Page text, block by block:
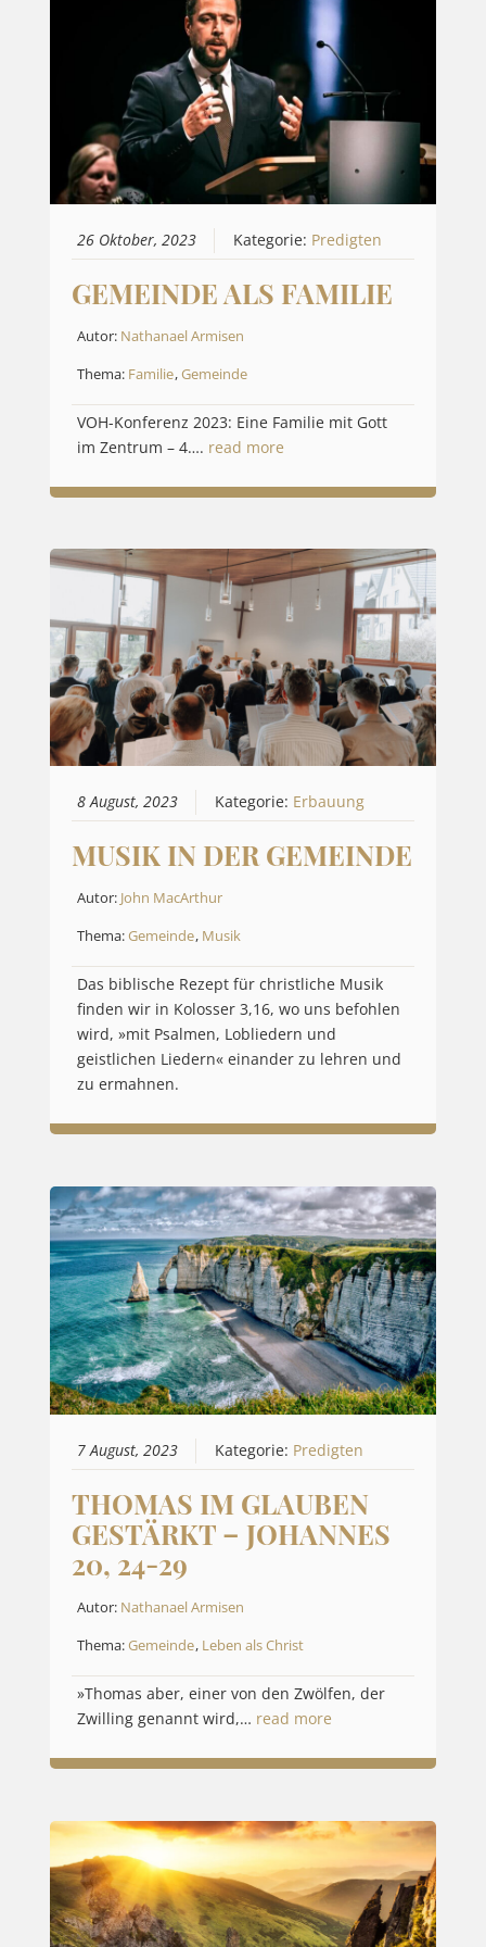
26 Oktober, 2023 Kategorie: Predigten
GEMEINDE ALS FAMILIE
Autor: Nathanael Armisen
Thema: Familie,Gemeinde
VOH-Konferenz 2023: Eine Familie mit Gott
im Zentrum – 4…. read more
8 August, 2023 Kategorie: Erbauung
MUSIK IN DER GEMEINDE
Autor: John MacArthur
Thema:Gemeinde, Musik
Das biblische Rezept für christliche Musik
finden wir in Kolosser 3,16, wo uns befohlen
wird, »mit Psalmen, Lobliedern und
geistlichen Liedern« einander zu lehren und
zu ermahnen.
7 August, 2023 Kategorie: Predigten
THOMAS IM GLAUBEN
GESTÄRKT – JOHANNES
20, 24-29
Autor: Nathanael Armisen
Thema:Gemeinde, Leben als Christ
»Thomas aber, einer von den Zwölfen, der
Zwilling genannt wird,… read more